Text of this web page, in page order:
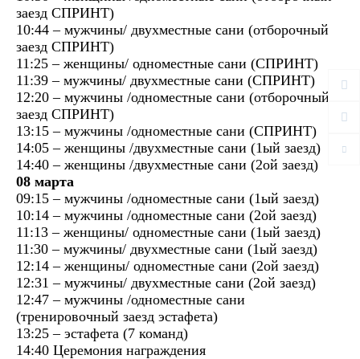
заезд СПРИНТ)
10:44 – мужчины/ двухместные сани (отборочный
заезд СПРИНТ)
11:25 – женщины/ одноместные сани (СПРИНТ)
11:39 – мужчины/ двухместные сани (СПРИНТ)
12:20 – мужчины /одноместные сани (отборочный
заезд СПРИНТ)
13:15 – мужчины /одноместные сани (СПРИНТ)
14:05 – женщины /двухместные сани (1ый заезд)
14:40 – женщины /двухместные сани (2ой заезд)
08 марта
09:15 – мужчины /одноместные сани (1ый заезд)
10:14 – мужчины /одноместные сани (2ой заезд)
11:13 – женщины/ одноместные сани (1ый заезд)
11:30 – мужчины/ двухместные сани (1ый заезд)
12:14 – женщины/ одноместные сани (2ой заезд)
12:31 – мужчины/ двухместные сани (2ой заезд)
12:47 – мужчины /одноместные сани
(тренировочный заезд эстафета)
13:25 – эстафета (7 команд)
14:40 Церемония награждения